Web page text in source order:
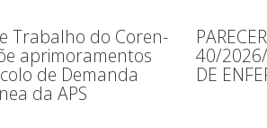
Trabalho do Coren-
aprimoramentos
de Demanda
da APS
40/2026/
DE